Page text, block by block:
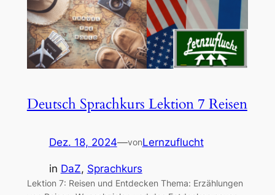
Deutsch Sprachkurs Lektion 7 Reisen
Dez. 18, 2024—vonLernzuflucht
in DaZ, Sprachkurs
Lektion 7: Reisen und Entdecken Thema: Erzählungen